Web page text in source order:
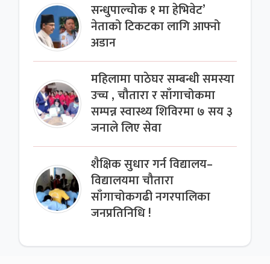
सन्धुपाल्चोक १ मा हेभिवेट’
नेताको टिकटका लागि आफ्नो
अडान
महिलामा पाठेघर सम्बन्धी समस्या
उच्च , चौतारा र साँगाचोकमा
सम्पन्न स्वास्थ्य शिविरमा ७ सय ३
जनाले लिए सेवा
शैक्षिक सुधार गर्न विद्यालय–
विद्यालयमा चौतारा
साँगाचोकगढी नगरपालिका
जनप्रतिनिधि !